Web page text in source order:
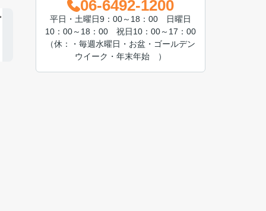
06-6492-1200
平日・土曜日9：00～18：00 日曜日
10：00～18：00 祝日10：00～17：00
（休：・毎週水曜日・お盆・ゴールデン
ウイーク・年末年始 ）